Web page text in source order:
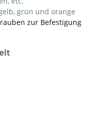
grün und orange
zur Befestigung